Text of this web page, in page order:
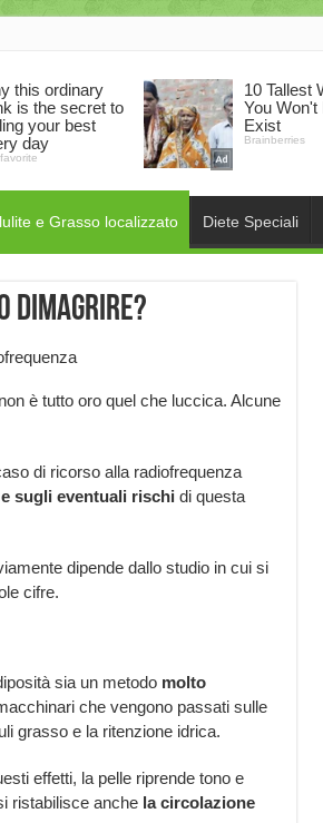
e Grasso localizzato Diete Speciali
dimagrire?
è tutto oro quel che luccica. Alcune
di ricorso alla radiofrequenza
sugli eventuali rischi di questa
dipende dallo studio in cui si
cifre.
sia un metodo molto
che vengono passati sulle
grasso e la ritenzione idrica.
effetti, la pelle riprende tono e
ristabilisce anche la circolazione